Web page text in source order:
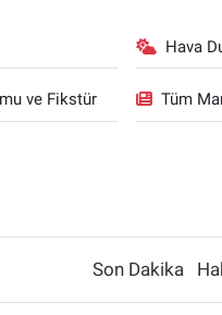
Hava
ve Fikstür Tüm
Son Dakika